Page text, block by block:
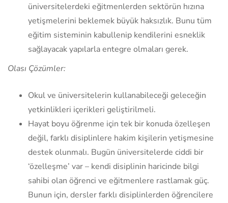
üniversitelerdeki eğitmenlerden sektörün hızına
yetişmelerini beklemek büyük haksızlık. Bunu tüm
eğitim sisteminin kabullenip kendilerini esneklik
sağlayacak yapılarla entegre olmaları gerek.
Olası Çözümler:
Okul ve üniversitelerin kullanabileceği geleceğin
yetkinlikleri içerikleri geliştirilmeli.
Hayat boyu öğrenme için tek bir konuda özelleşen
değil, farklı disiplinlere hakim kişilerin yetişmesine
destek olunmalı. Bugün üniversitelerde ciddi bir
‘özelleşme’ var – kendi disiplinin haricinde bilgi
sahibi olan öğrenci ve eğitmenlere rastlamak güç.
Bunun için, dersler farklı disiplinlerden öğrencilere